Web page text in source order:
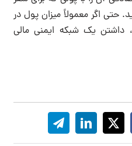
حتی اگر معمولاً میزان پول در
داشتن یک شبکه ایمنی مالی